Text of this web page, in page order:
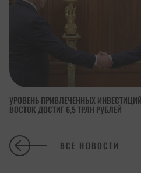
УРОВЕНЬ ПРИВЛЕЧЕННЫХ
ВОСТОК ДОСТИГ 6,5 ТРЛН РУБЛЕЙ
ВСЕ НОВОСТИ